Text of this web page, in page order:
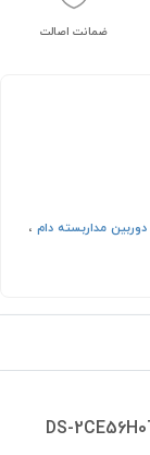
ضمانت اصالت
دوربین مداربسته دام ،